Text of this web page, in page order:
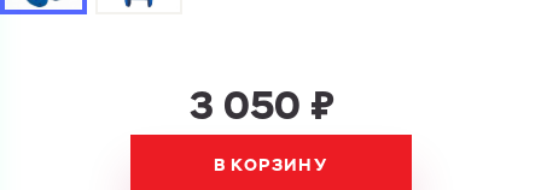
Электронная почта
3 050 ₽
В КОРЗИНУ